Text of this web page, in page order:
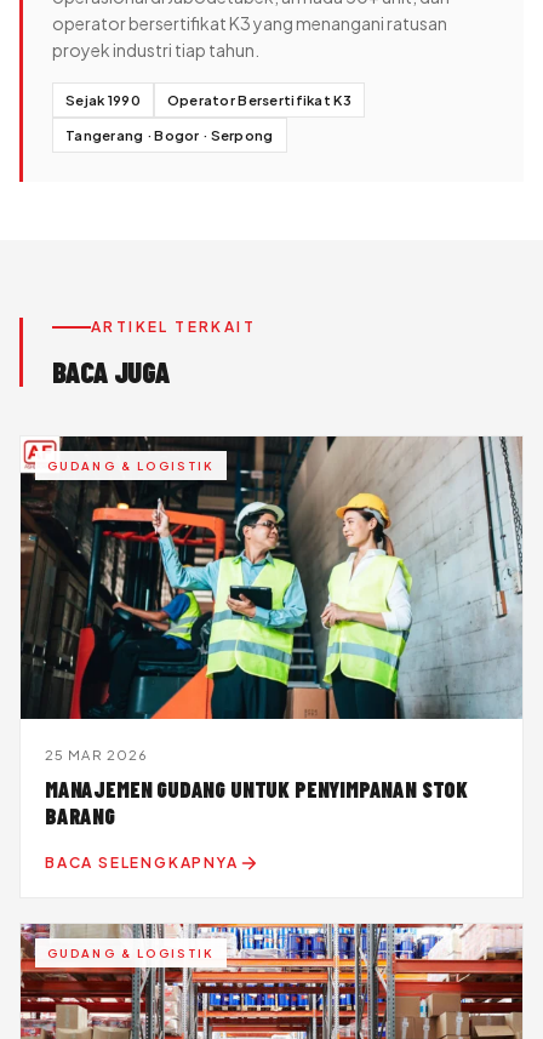
operator bersertifikat K3 yang menangani ratusan
proyek industri tiap tahun.
Sejak 1990 Operator Bersertifikat K3
Tangerang · Bogor · Serpong
ARTIKEL TERKAIT
BACA JUGA
GUDANG & LOGISTIK
25 MAR 2026
MANAJEMEN GUDANG UNTUK PENYIMPANAN STOK
BARANG
BACA SELENGKAPNYA
GUDANG & LOGISTIK